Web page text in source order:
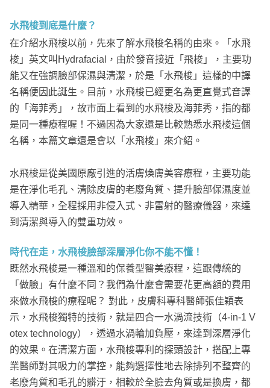
水飛梭到底是什麼？
在介紹水飛梭以前，先來了解水飛梭名稱的由來。「水飛
梭」英文叫Hydrafacial，由於發音接近「飛梭」，主要功
能又在強調臉部保濕與清潔，於是「水飛梭」這樣的中譯
名稱便因此誕生。目前，水飛梭已經更名為更直覺式音譯
的「海菲秀」，故市面上看到的水飛梭及海菲秀，指的都
是同一種療程喔！不過因為大家還是比較熟悉水飛梭這個
名稱，本篇文章還是會以「水飛梭」來介紹。
水飛梭是從美國原廠引進的活膚煥膚美容療程，主要功能
是在淨化毛孔、清除皮膚的老廢角質、提升臉部保濕度並
導入精華，全程採用非侵入式、非雷射的醫療儀器，來達
到清潔與導入的雙重功效。
時代在走，水飛梭臉部深層淨化你不能不懂！
既然水飛梭是一種溫和的保養型醫美療程，這跟傳統的
「做臉」有什麼不同？我們為什麼會需要花更高額的費用
來做水飛梭的療程呢？ 對此，皮膚科專科醫師張佳穎表
示，水飛梭獨特的技術，就是四合一水渦流技術（4-in-1 V
otex technology），透過水渦輪加負壓，來達到深層淨化
的效果。在清潔方面，水飛梭專利的探頭設計，搭配上專
業醫師對其吸力的掌控，能夠選擇性地去除排列不整齊的
老廢角質和毛孔的髒汙，相較於全臉去角質或是換膚，都